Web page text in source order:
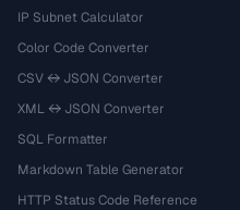
IP Subnet Calculator
Color Code Converter
CSV ↔ JSON Converter
XML ↔ JSON Converter
SQL Formatter
Markdown Table Generator
HTTP Status Code Reference